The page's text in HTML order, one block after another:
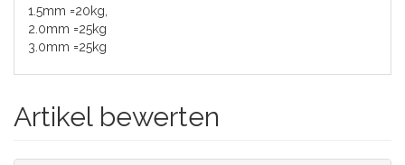
1.5mm =20kg,
2.0mm =25kg
3.0mm =25kg
Artikel bewerten